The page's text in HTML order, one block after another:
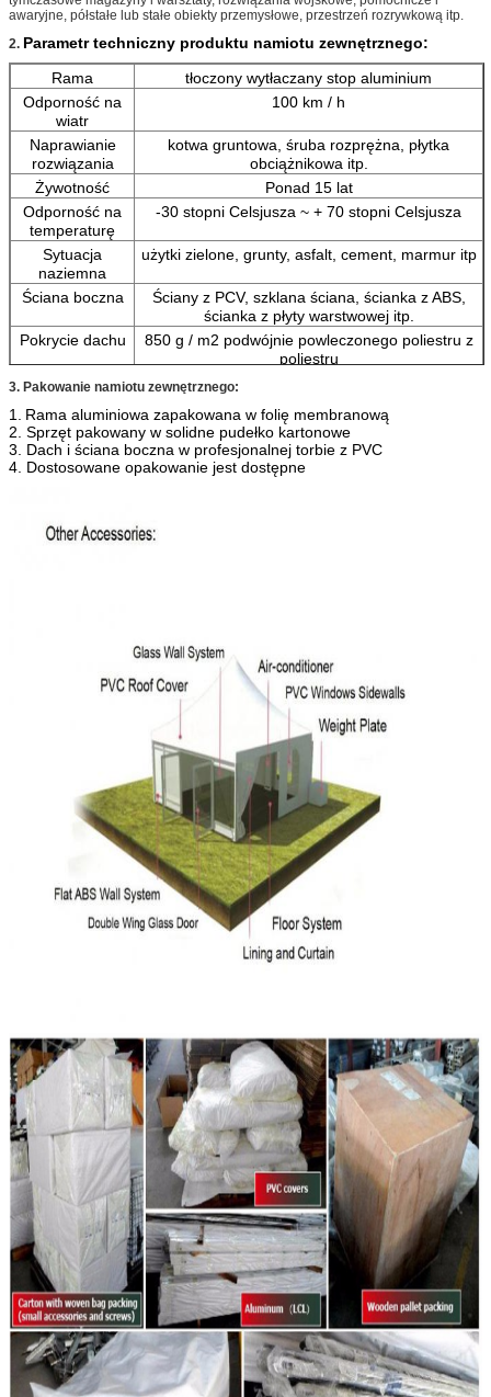
awaryjne, półstałe lub stałe obiekty przemysłowe, przestrzeń rozrywkową itp.
2. Parametr techniczny produktu namiotu zewnętrznego:
Rama
tłoczony wytłaczany stop aluminium
Odporność na
wiatr
100 km / h
Naprawianie
rozwiązania
kotwa gruntowa, śruba rozprężna, płytka
obciążnikowa itp.
Żywotność
Ponad 15 lat
Odporność na
temperaturę
-30 stopni Celsjusza ~ + 70 stopni Celsjusza
Sytuacja
naziemna
użytki zielone, grunty, asfalt, cement, marmur itp
Ściana boczna
Ściany z PCV, szklana ściana, ścianka z ABS,
ścianka z płyty warstwowej itp.
Pokrycie dachu
850 g / m2 podwójnie powleczonego poliestru z
poliestru
Złącza
Ocynkowane ogniowo
Stosowanie
impreza, impreza, wystawa, wesele, sport,
magazyn, garaż, itp
Tkanina z
bocznej ściany
650 g / m2 podwójnej tkaniny poliestrowej
powlekanej PCV
3. Pakowanie namiotu zewnętrznego:
1.
Rama aluminiowa zapakowana w folię membranową
2. Sprzęt pakowany w solidne pudełko kartonowe
3. Dach i ściana boczna w profesjonalnej torbie z PVC
4. Dostosowane opakowanie jest dostępne